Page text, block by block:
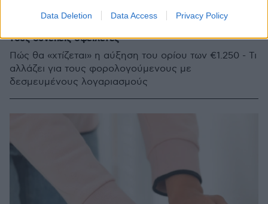
Data Deletion Data Access Privacy Policy
τους συνεπείς οφειλέτες
Πώς θα «χτίζεται» η αύξηση του ορίου των €1.250 - Τι
αλλάζει για τους φορολογούμενους με
δεσμευμένους λογαριασμούς
03.01.2023, 12:19 8